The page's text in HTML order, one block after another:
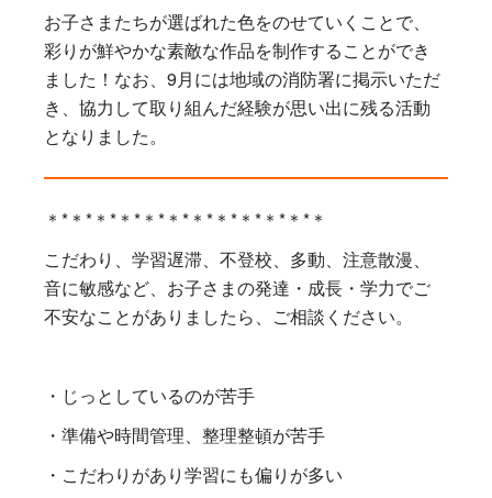
お子さまたちが選ばれた色をのせていくことで、
彩りが鮮やかな素敵な作品を制作することができ
ました！なお、9月には地域の消防署に掲示いただ
き、協力して取り組んだ経験が思い出に残る活動
となりました。
＊*＊*＊*＊*＊*＊*＊*＊*＊*＊*＊*＊
こだわり、学習遅滞、不登校、多動、注意散漫、
音に敏感など、お子さまの発達・成長・学力でご
不安なことがありましたら、ご相談ください。
・じっとしているのが苦手
・準備や時間管理、整理整頓が苦手
・こだわりがあり学習にも偏りが多い